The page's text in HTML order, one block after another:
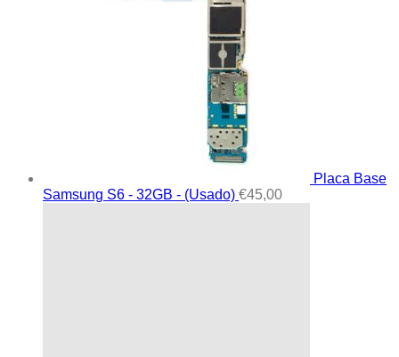
Placa Base
Samsung S6 - 32GB - (Usado) €45,00